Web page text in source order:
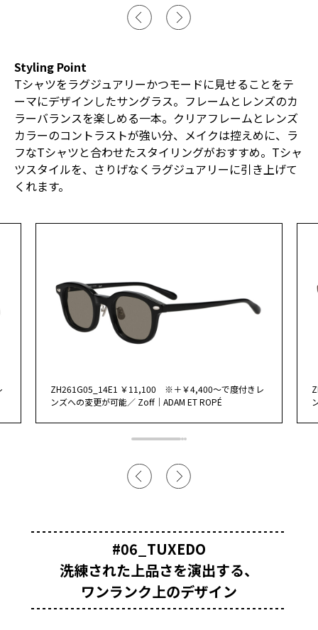
Styling Point
Tシャツをラグジュアリーかつモードに見せることをテ
ーマにデザインしたサングラス。フレームとレンズのカ
ラーバランスを楽しめる一本。クリアフレームとレンズ
カラーのコントラストが強い分、メイクは控えめに、ラ
フなTシャツと合わせたスタイリングがおすすめ。Tシャ
ツスタイルを、さりげなくラグジュアリーに引き上げて
くれます。
ZH261G05_14E1 ￥11,100 ※＋￥4,400～で度付きレ
ンズへの変更が可能／ Zoff｜ADAM ET ROPÉ
#06_TUXEDO
洗練された上品さを演出する、
ワンランク上のデザイン